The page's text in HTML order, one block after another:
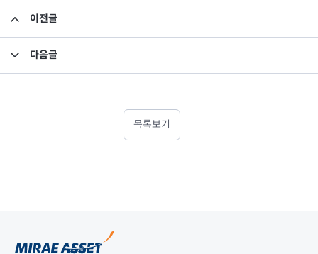
이전글
다음글
목록보기